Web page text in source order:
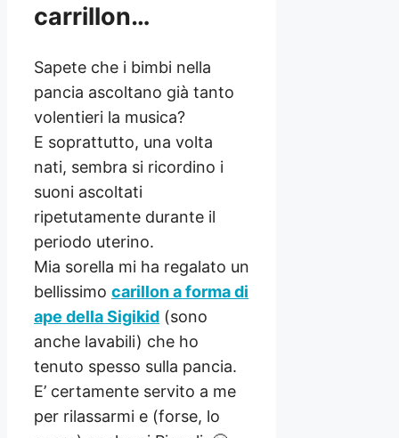
carrillon…
Sapete che i bimbi nella
pancia ascoltano già tanto
volentieri la musica?
E soprattutto, una volta
nati, sembra si ricordino i
suoni ascoltati
ripetutamente durante il
periodo uterino.
Mia sorella mi ha regalato un
bellissimo carillon a forma di
ape della Sigikid (sono
anche lavabili) che ho
tenuto spesso sulla pancia.
E’ certamente servito a me
per rilassarmi e (forse, lo